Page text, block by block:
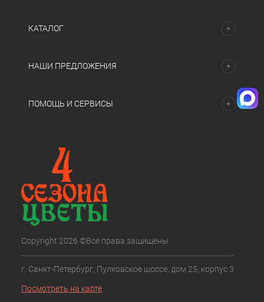
КАТАЛОГ
НАШИ ПРЕДЛОЖЕНИЯ
ПОМОЩЬ И СЕРВИСЫ
Copyright 2026 ©Все права защищены.
г. Санкт-Петербург, Пулковское шоссе, дом 25, корпус 3
Посмотреть на карте